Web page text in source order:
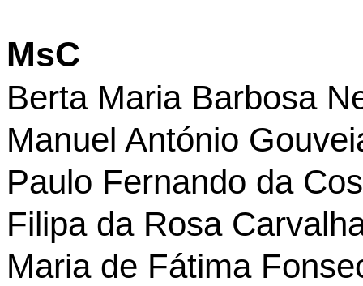
MsC
Berta Maria Barbosa
Manuel António
Paulo Fernando da
Filipa da Rosa
Maria de Fátima